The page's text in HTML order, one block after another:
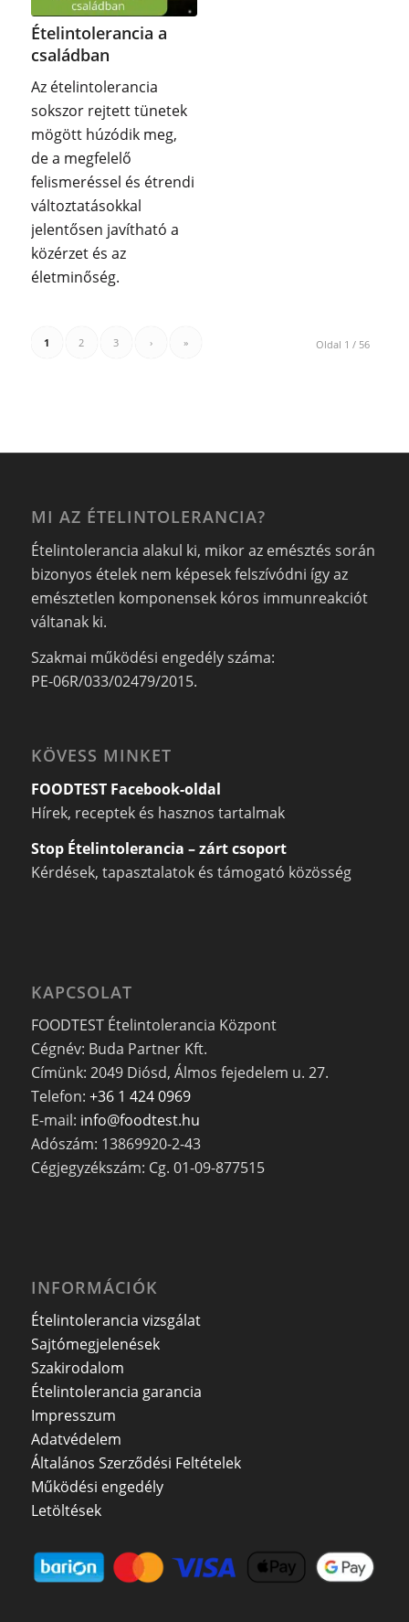
Ételintolerancia a
családban
Az ételintolerancia
sokszor rejtett tünetek
mögött húzódik meg,
de a megfelelő
felismeréssel és étrendi
változtatásokkal
jelentősen javítható a
közérzet és az
életminőség.
Oldal 1 / 56
1 2 3 › »
MI AZ ÉTELINTOLERANCIA?
Ételintolerancia alakul ki, mikor az emésztés során
bizonyos ételek nem képesek felszívódni így az
emésztetlen komponensek kóros immunreakciót
váltanak ki.
Szakmai működési engedély száma:
PE-06R/033/02479/2015.
KÖVESS MINKET
FOODTEST Facebook-oldal
Hírek, receptek és hasznos tartalmak
Stop Ételintolerancia – zárt csoport
Kérdések, tapasztalatok és támogató közösség
KAPCSOLAT
FOODTEST Ételintolerancia Központ
Cégnév: Buda Partner Kft.
Címünk: 2049 Diósd, Álmos fejedelem u. 27.
Telefon: +36 1 424 0969
E-mail: info@foodtest.hu
Adószám: 13869920-2-43
Cégjegyzékszám: Cg. 01-09-877515
INFORMÁCIÓK
Ételintolerancia vizsgálat
Sajtómegjelenések
Szakirodalom
Ételintolerancia garancia
Impresszum
Adatvédelem
Általános Szerződési Feltételek
Működési engedély
Letöltések